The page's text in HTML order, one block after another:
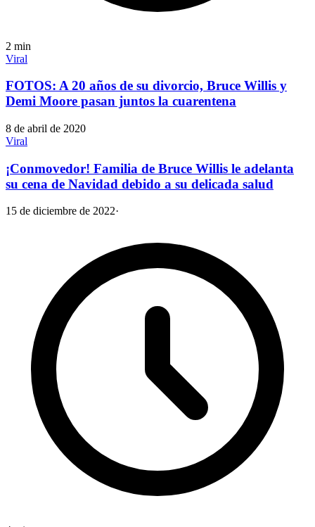
2 min
Viral
FOTOS: A 20 años de su divorcio, Bruce Willis y
Demi Moore pasan juntos la cuarentena
8 de abril de 2020
Viral
¡Conmovedor! Familia de Bruce Willis le adelanta
su cena de Navidad debido a su delicada salud
15 de diciembre de 2022·